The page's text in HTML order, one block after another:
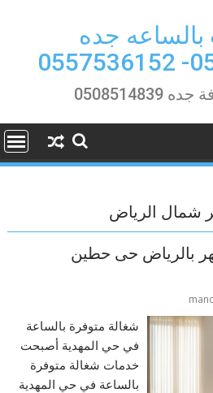
بالساعه جده
شمال الرياض
بالرياض حى حطين
شغالة متوفرة بالساعة
في حي المهدية أصبحت
خدمات شغالة متوفرة
بالساعة في حي المهدية